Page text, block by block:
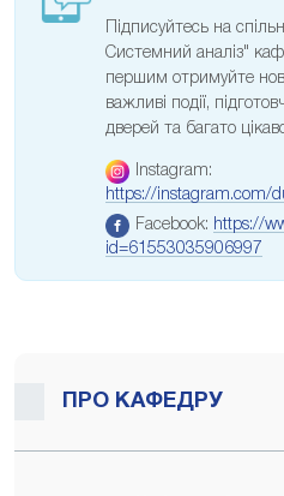
Підписуйтесь на
Системний аналіз"
першим отримуйте
важливі події,
дверей та багато
Instagram:
https://instagram.com/
Facebook: https://
id=61553035906997
ПРО КАФЕДРУ